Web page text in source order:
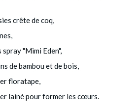
crête de coq,
spray "Mimi Eden",
de bambou et de bois,
floratape,
lainé pour former les cœurs.